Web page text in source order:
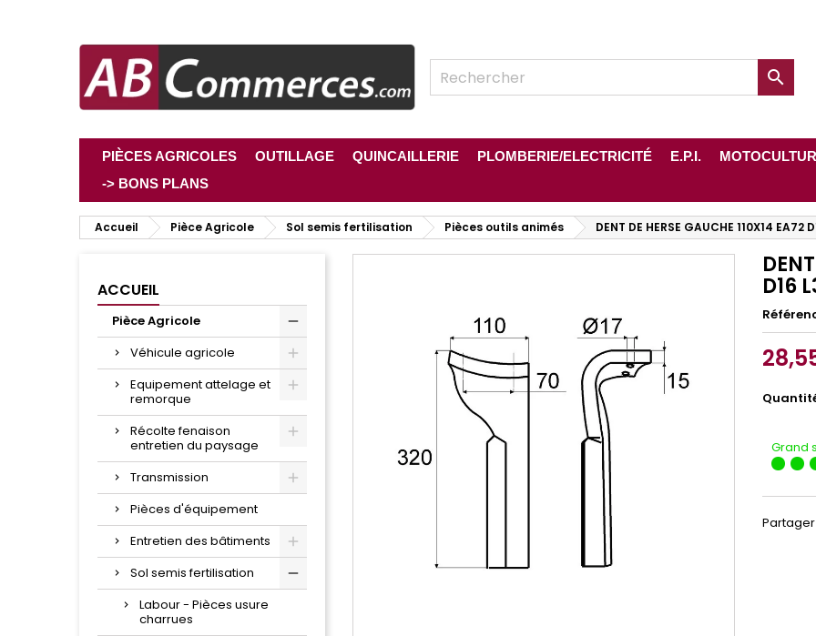

PIÈCES AGRICOLES OUTILLAGE QUINCAILLERIE PLOMBERIE/ELECTRICITÉ E.P.I.
-> BONS PLANS
Accueil Pièce Agricole Sol semis fertilisation Pièces outils animés DENT DE HERSE GAUCHE 110X14 EA72
ACCUEIL
Pièce Agricole
Véhicule agricole
Equipement attelage et
remorque
Récolte fenaison
entretien du paysage
Transmission
Pièces d'équipement
Entretien des bâtiments
Sol semis fertilisation
Labour - Pièces usure
charrues
D16
Grand
Partager